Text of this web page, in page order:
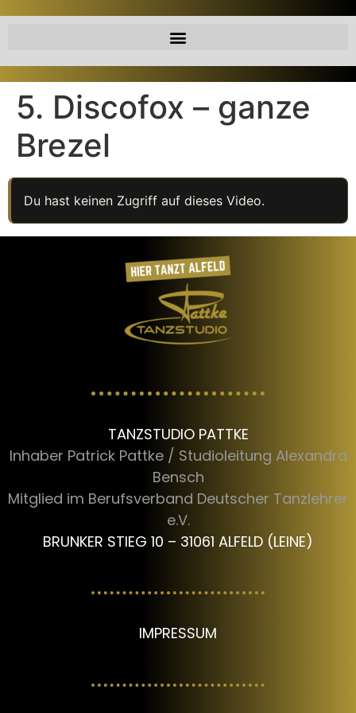
5. Discofox – ganze
Brezel
Du hast keinen Zugriff auf dieses Video.
TANZSTUDIO PATTKE
Inhaber Patrick Pattke / Studioleitung Alexandra
Bensch
Mitglied im Berufsverband Deutscher Tanzlehrer
e.V.
BRUNKER STIEG 10 – 31061 ALFELD (LEINE)
IMPRESSUM